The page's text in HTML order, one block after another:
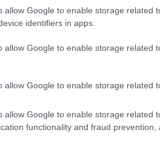
allow Google to enable storage related
identifiers in apps.
allow Google to enable storage related
allow Google to enable storage related
allow Google to enable storage related
functionality and fraud prevention,
nella sezione
i tuoi video e le tue
+39 345 356 7512